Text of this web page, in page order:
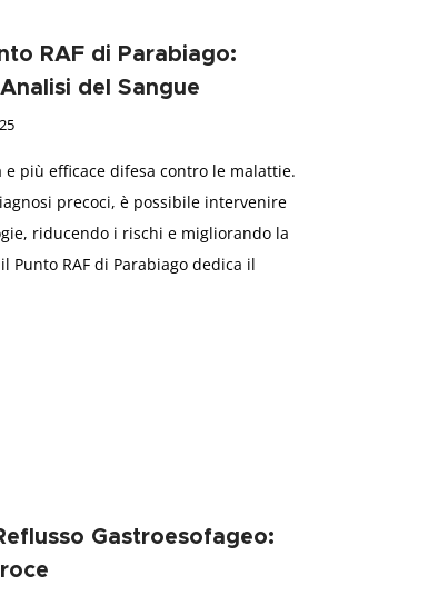
RAF di Parabiago:
del Sangue
più efficace difesa contro le malattie.
precoci, è possibile intervenire
riducendo i rischi e migliorando la
RAF di Parabiago dedica il
Gastroesofageo: